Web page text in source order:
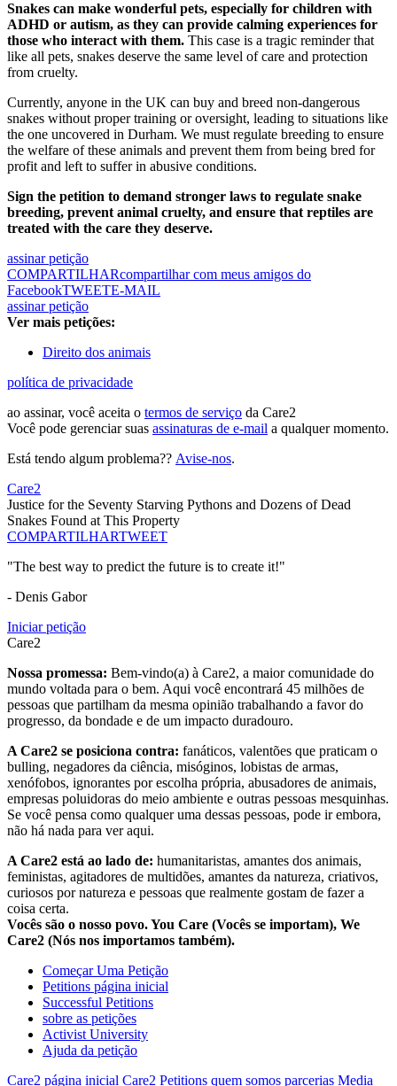
Snakes can make wonderful pets, especially for children with
ADHD or autism, as they can provide calming experiences for
those who interact with them. This case is a tragic reminder that
like all pets, snakes deserve the same level of care and protection
from cruelty.
Currently, anyone in the UK can buy and breed non-dangerous
snakes without proper training or oversight, leading to situations like
the one uncovered in Durham. We must regulate breeding to ensure
the welfare of these animals and prevent them from being bred for
profit and left to suffer in abusive conditions.
Sign the petition to demand stronger laws to regulate snake
breeding, prevent animal cruelty, and ensure that reptiles are
treated with the care they deserve.
assinar petição
COMPARTILHARcompartilhar com meus amigos do
FacebookTWEETE-MAIL
assinar petição
Ver mais petições:
Direito dos animais
política de privacidade
ao assinar, você aceita o termos de serviço da Care2
Você pode gerenciar suas assinaturas de e-mail a qualquer momento.
Está tendo algum problema?? Avise-nos.
Care2
Justice for the Seventy Starving Pythons and Dozens of Dead
Snakes Found at This Property
COMPARTILHARTWEET
"The best way to predict the future is to create it!"
- Denis Gabor
Iniciar petição
Care2
Nossa promessa: Bem-vindo(a) à Care2, a maior comunidade do
mundo voltada para o bem. Aqui você encontrará 45 milhões de
pessoas que partilham da mesma opinião trabalhando a favor do
progresso, da bondade e de um impacto duradouro.
A Care2 se posiciona contra: fanáticos, valentões que praticam o
bulling, negadores da ciência, misóginos, lobistas de armas,
xenófobos, ignorantes por escolha própria, abusadores de animais,
empresas poluidoras do meio ambiente e outras pessoas mesquinhas.
Se você pensa como qualquer uma dessas pessoas, pode ir embora,
não há nada para ver aqui.
A Care2 está ao lado de: humanitaristas, amantes dos animais,
feministas, agitadores de multidões, amantes da natureza, criativos,
curiosos por natureza e pessoas que realmente gostam de fazer a
coisa certa.
Vocês são o nosso povo. You Care (Vocês se importam), We
Care2 (Nós nos importamos também).
Começar Uma Petição
Petitions página inicial
Successful Petitions
sobre as petições
Activist University
Ajuda da petição
Care2 página inicial Care2 Petitions quem somos parcerias Media